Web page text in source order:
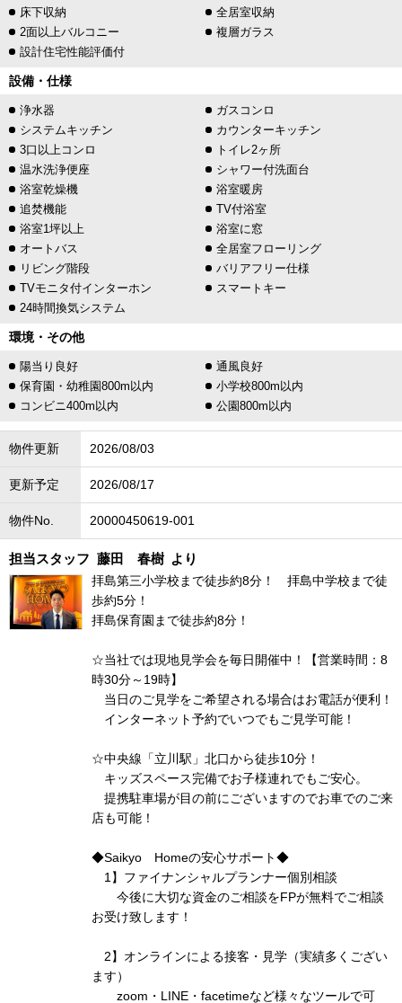
床下収納
全居室収納
2面以上バルコニー
複層ガラス
設計住宅性能評価付
設備・仕様
浄水器
ガスコンロ
システムキッチン
カウンターキッチン
3口以上コンロ
トイレ2ヶ所
温水洗浄便座
シャワー付洗面台
浴室乾燥機
浴室暖房
追焚機能
TV付浴室
浴室1坪以上
浴室に窓
オートバス
全居室フローリング
リビング階段
バリアフリー仕様
TVモニタ付インターホン
スマートキー
24時間換気システム
環境・その他
陽当り良好
通風良好
保育園・幼稚園800m以内
小学校800m以内
コンビニ400m以内
公園800m以内
物件更新 2026/08/03
更新予定 2026/08/17
物件No. 20000450619-001
担当スタッフ 藤田 春樹 より
拝島第三小学校まで徒歩約8分！ 拝島中学校まで徒
歩約5分！
拝島保育園まで徒歩約8分！
☆当社では現地見学会を毎日開催中！【営業時間：8
時30分～19時】
当日のご見学をご希望される場合はお電話が便利！
インターネット予約でいつでもご見学可能！
☆中央線「立川駅」北口から徒歩10分！
キッズスペース完備でお子様連れでもご安心。
提携駐車場が目の前にございますのでお車でのご来
店も可能！
◆Saikyo Homeの安心サポート◆
1】ファイナンシャルプランナー個別相談
今後に大切な資金のご相談をFPが無料でご相談
お受け致します！
2】オンラインによる接客・見学（実績多くござい
ます）
zoom・LINE・facetimeなど様々なツールで可